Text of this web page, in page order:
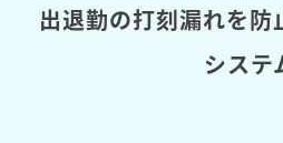
出退勤の打刻漏れを防
システ